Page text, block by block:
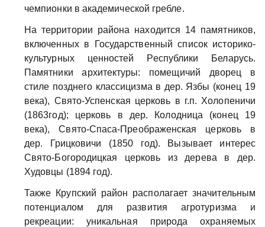
чемпионки в академической гребле.
На территории района находится 14 памятников,
включенных в Государственный список историко-
культурных ценностей Республики Беларусь.
Памятники архитектуры: помещичий дворец в
стиле позднего классицизма в дер. Язбы (конец 19
века), Свято-Успенская церковь в г.п. Холопеничи
(1863год); церковь в дер. Колодница (конец 19
века), Свято-Спаса-Преображенская церковь в
дер. Грицковичи (1850 год). Вызывает интерес
Свято-Богородицкая церковь из дерева в дер.
Худовцы (1894 год).
Также Крупский район располагает значительным
потенциалом для развития агротуризма и
рекреации: уникальная природа охраняемых